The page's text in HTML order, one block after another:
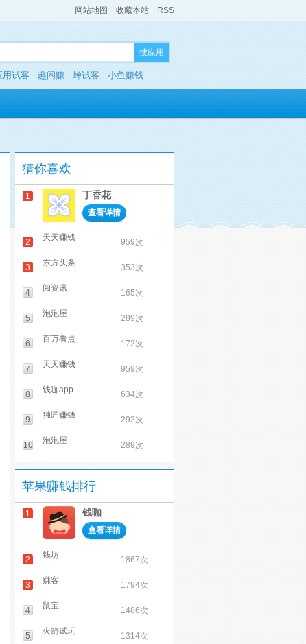
网站地图 收藏本站 RSS
搜应用
用试客 趣闲赚 蝉试客 小鱼赚钱
猜你喜欢
1 丁香花
查看详情
2 天天赚钱 959次
3 东方头条 353次
4 阅资讯 165次
5 泡泡屋 289次
6 百万看点 172次
7 天天赚钱 959次
8 钱咖app 634次
9 独匠赚钱 292次
10 泡泡屋 289次
苹果赚钱排行
1 钱咖
查看详情
2 钱坊 1867次
3 赚客 1794次
4 鼠宝 1486次
5 火箭试玩 1314次